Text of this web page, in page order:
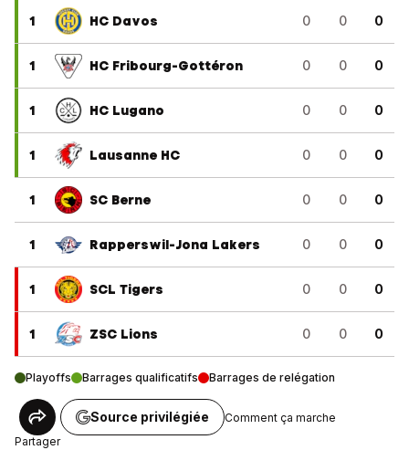
1 HC Davos 0 0 0
1 HC Fribourg-Gottéron 0 0 0
1 HC Lugano 0 0 0
1 Lausanne HC 0 0 0
1 SC Berne 0 0 0
1 Rapperswil-Jona Lakers 0 0 0
1 SCL Tigers 0 0 0
1 ZSC Lions 0 0 0
Playoffs Barrages qualificatifs Barrages de relégation
Partager
Source privilégiée Comment ça marche